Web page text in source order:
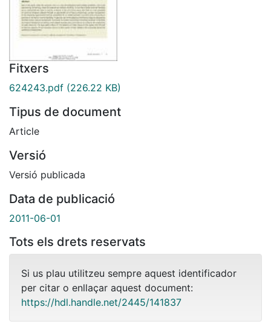
Fitxers
624243.pdf (226.22 KB)
Tipus de document
Article
Versió
Versió publicada
Data de publicació
2011-06-01
Tots els drets reservats
Si us plau utilitzeu sempre aquest identificador
per citar o enllaçar aquest document:
https://hdl.handle.net/2445/141837